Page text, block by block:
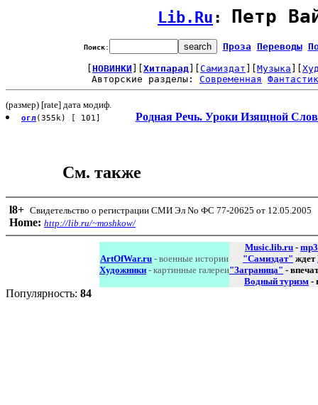
Lib.Ru : Петр
Поиск: Проза Переводы
НОВИНКИ Хитпарад Самиздат Музыка
Авторские разделы: Современная
(размер) [rate] дата модиф.
огл (355k) [ 101] Родная Речь. Уроки Изящной
См. также
l8+ Свидетельство о регистрации СМИ Эл No ФС 77-20625 от 12.05.2005
Home: http://lib.ru/~moshkow/
ArtOfWar.ru - военные истории
Художники - картинные галереи
Music.lib.ru - mp3
"Самиздат" ждет
"Заграница" -
Водный туризм -
Популярность: 84